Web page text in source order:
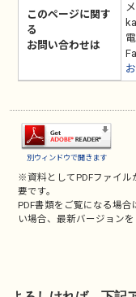
このページに関す
る
お問い合わせは
別ウィンドウで開きます
※資料としてPDFファイル
要です。
PDF書類をご覧になる場合
い場合、最新バージョンを